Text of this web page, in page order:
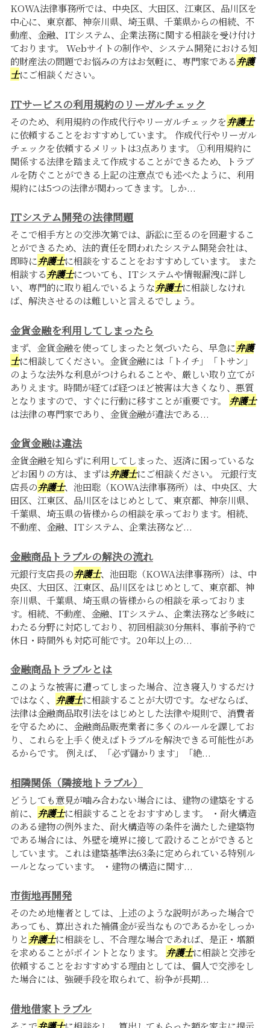
KOWA法律事務所では、中央区、大田区、江東区、品川区を
中心に、東京都、神奈川県、埼玉県、千葉県からの相続、不
動産、金融、ITシステム、企業法務に関する相談を受け付け
ております。 Webサイトの制作や、システム開発における知
的財産法の問題でお悩みの方はお気軽に、専門家である弁護
士にご相談ください。
ITサービスの利用規約のリーガルチェック
そのため、利用規約の作成代行やリーガルチェックを弁護士
に依頼することをおすすめしています。 作成代行やリーガル
チェックを依頼するメリットは3点あります。 ①利用規約に
関係する法律を踏まえて作成することができるため、トラブ
ルを防ぐことができる上記の注意点でも述べたように、利用
規約には5つの法律が関わってきます。しか...
ITシステム開発の法律問題
そこで相手方との交渉次第では、訴訟に至るのを回避するこ
とができるため、法的責任を問われたシステム開発会社は、
即時に弁護士に相談をすることをおすすめしています。 また
相談する弁護士についても、ITシステムや情報漏洩に詳し
い、専門的に取り組んでいるような弁護士に相談しなけれ
ば、解決させるのは難しいと言えるでしょう。
金貨金融を利用してしまったら
まず、金貨金融を使ってしまったと気づいたら、早急に弁護
士に相談してください。金貨金融には「トイチ」「トサン」
のような法外な利息がつけられることや、厳しい取り立てが
ありえます。時間が経てば経つほど被害は大きくなり、悪質
となりますので、すぐに行動に移すことが重要です。 弁護士
は法律の専門家であり、金貨金融が違法である...
金貨金融は違法
金貨金融を知らずに利用してしまった、返済に困っているな
どお困りの方は、まずは弁護士にご相談ください。 元銀行支
店長の弁護士、池田聡（KOWA法律事務所）は、中央区、大
田区、江東区、品川区をはじめとして、東京都、神奈川県、
千葉県、埼玉県の皆様からの相談を承っております。相続、
不動産、金融、ITシステム、企業法務など...
金融商品トラブルの解決の流れ
元銀行支店長の弁護士、池田聡（KOWA法律事務所）は、中
央区、大田区、江東区、品川区をはじめとして、東京都、神
奈川県、千葉県、埼玉県の皆様からの相談を承っておりま
す。相続、不動産、金融、ITシステム、企業法務など多岐に
わたる分野に対応しており、初回相談30分無料、事前予約で
休日・時間外も対応可能です。20年以上の...
金融商品トラブルとは
このような被害に遭ってしまった場合、泣き寝入りするだけ
ではなく、 弁護士に相談することが大切です。なぜならば、
法律は金融商品取引法をはじめとした法律や規則で、消費者
を守るために、金融商品販売業者に多くのルールを課してお
り、これらを上手く使えばトラブルを解決できる可能性があ
るからです。 例えば、「必ず儲かります」「絶...
相隣関係（隣接地トラブル）
どうしても意見が噛み合わない場合には、建物の建築をする
前に、 弁護士に相談することをおすすめします。 ・耐火構造
のある建物の例外また、耐火構造等の条件を満たした建築物
である場合には、外壁を境界に接して設けることができると
しています。これは建築基準法63条に定められている特別ル
ールとなっています。 ・建物の構造に関す...
市街地再開発
そのため地権者としては、上述のような説明があった場合で
あっても、算出された補償金が妥当なものであるかをしっか
りと 弁護士に相談をし、不合理な場合であれば、是正・増額
を求めることがポイントとなります。 弁護士に相談と交渉を
依頼することをおすすめする理由としては、個人で交渉をし
た場合には、強硬手段を取られて、紛争が長期...
借地借家トラブル